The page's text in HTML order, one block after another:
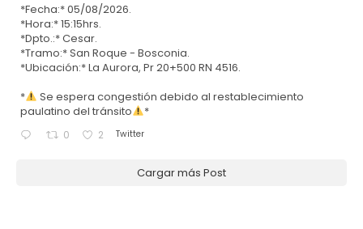
*Fecha:* 05/08/2026.
*Hora:* 15:15hrs.
*Dpto.:* Cesar.
*Tramo:* San Roque - Bosconia.
*Ubicación:* La Aurora, Pr 20+500 RN 4516.
*
Se espera congestión debido al restablecimiento
paulatino del tránsito
*
0 2 Twitter
Cargar más Post